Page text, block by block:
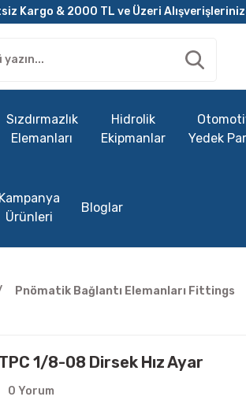
Kargo & 2000 TL ve Üzeri
Sızdırmazlık
Elemanları
Hidrolik
Ekipmanlar
Yedek
Kampanya
Ürünleri
Bloglar
Pnömatik Bağlantı Elemanları Fittings
TPC 1/8-08 Dirsek Hız Ayar
0 Yorum